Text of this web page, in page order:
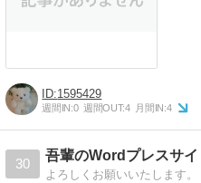
1595429
週間IN:0 週間OUT:4 月間IN:4
30
吾輩のWordプレスサイ
よろしくお願いいたします。